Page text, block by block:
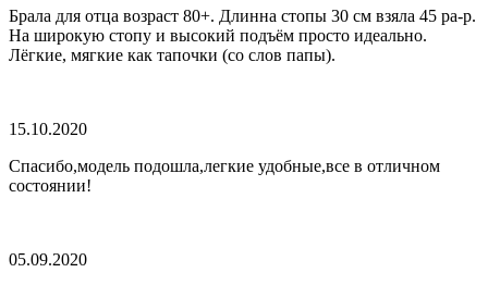
Брала для отца возраст 80+. Длинна стопы 30 см взяла 45 ра-р.
На широкую стопу и высокий подъём просто идеально.
Лёгкие, мягкие как тапочки (со слов папы).
15.10.2020
Спасибо,модель подошла,легкие удобные,все в отличном
состоянии!
05.09.2020